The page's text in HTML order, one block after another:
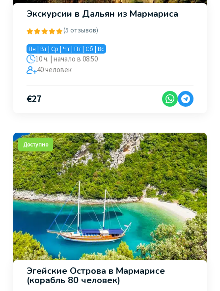
Экскурсии в Дальян из Мармариса
(5 отзывов)
Пн | Вт | Ср | Чт | Пт | Сб | Вс
10 ч. | начало в 08:50
40 человек
€27
Доступно
Эгейские Острова в Мармарисе
(корабль 80 человек)